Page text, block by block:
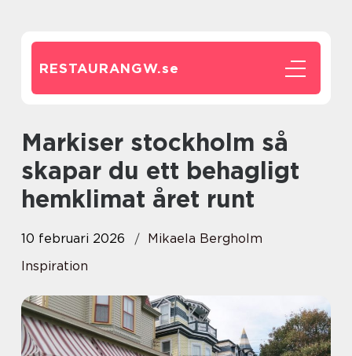
RESTAURANGW.se
Markiser stockholm så
skapar du ett behagligt
hemklimat året runt
10 februari 2026
Mikaela Bergholm
Inspiration